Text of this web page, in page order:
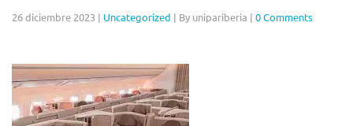
26 diciembre 2023 | Uncategorized | By unipariberia | 0 Comments